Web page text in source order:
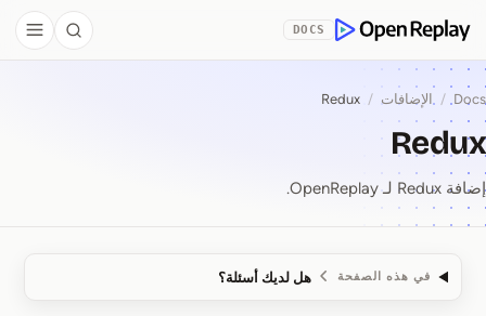
OpenReplay
DOCS
Search
Docs
/ الإضافات /
Redux
Redux
إضافة Redux لـ OpenReplay.
في هذه الصفحة هل لديك أسئلة؟